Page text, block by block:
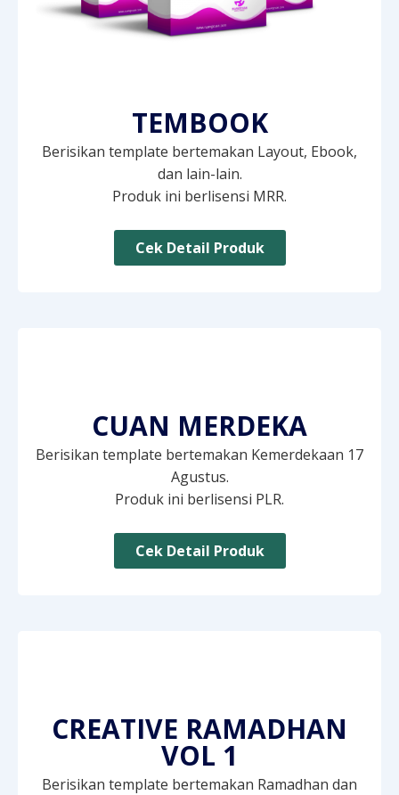
TEMBOOK
Berisikan template bertemakan Layout, Ebook,
dan lain-lain.
Produk ini berlisensi MRR.
Cek Detail Produk
CUAN MERDEKA
Berisikan template bertemakan Kemerdekaan 17
Agustus.
Produk ini berlisensi PLR.
Cek Detail Produk
CREATIVE RAMADHAN
VOL 1
Berisikan template bertemakan Ramadhan dan